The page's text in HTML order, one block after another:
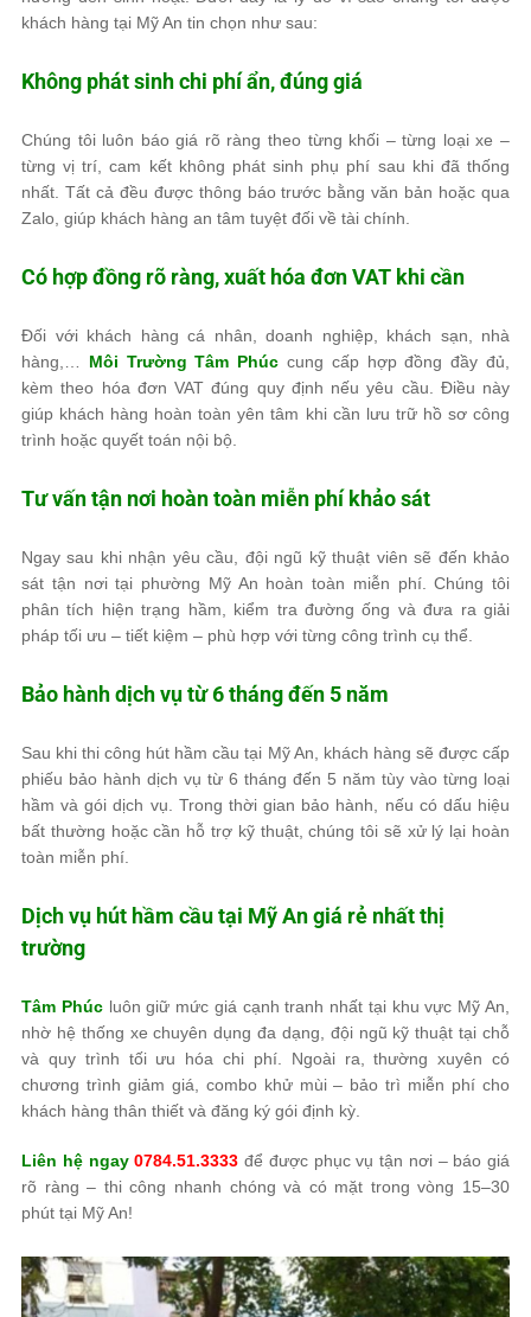
khách hàng tại Mỹ An tin chọn như sau:
Không phát sinh chi phí ẩn, đúng giá
Chúng tôi luôn báo giá rõ ràng theo từng khối – từng loại xe –
từng vị trí, cam kết không phát sinh phụ phí sau khi đã thống
nhất. Tất cả đều được thông báo trước bằng văn bản hoặc qua
Zalo, giúp khách hàng an tâm tuyệt đối về tài chính.
Có hợp đồng rõ ràng, xuất hóa đơn VAT khi cần
Đối với khách hàng cá nhân, doanh nghiệp, khách sạn, nhà
hàng,… Môi Trường Tâm Phúc cung cấp hợp đồng đầy đủ,
kèm theo hóa đơn VAT đúng quy định nếu yêu cầu. Điều này
giúp khách hàng hoàn toàn yên tâm khi cần lưu trữ hồ sơ công
trình hoặc quyết toán nội bộ.
Tư vấn tận nơi hoàn toàn miễn phí khảo sát
Ngay sau khi nhận yêu cầu, đội ngũ kỹ thuật viên sẽ đến khảo
sát tận nơi tại phường Mỹ An hoàn toàn miễn phí. Chúng tôi
phân tích hiện trạng hầm, kiểm tra đường ống và đưa ra giải
pháp tối ưu – tiết kiệm – phù hợp với từng công trình cụ thể.
Bảo hành dịch vụ từ 6 tháng đến 5 năm
Sau khi thi công hút hầm cầu tại Mỹ An, khách hàng sẽ được cấp
phiếu bảo hành dịch vụ từ 6 tháng đến 5 năm tùy vào từng loại
hầm và gói dịch vụ. Trong thời gian bảo hành, nếu có dấu hiệu
bất thường hoặc cần hỗ trợ kỹ thuật, chúng tôi sẽ xử lý lại hoàn
toàn miễn phí.
Dịch vụ hút hầm cầu tại Mỹ An giá rẻ nhất thị
trường
Tâm Phúcluôn giữ mức giá cạnh tranh nhất tại khu vực Mỹ An,
nhờ hệ thống xe chuyên dụng đa dạng, đội ngũ kỹ thuật tại chỗ
và quy trình tối ưu hóa chi phí. Ngoài ra, thường xuyên có
chương trình giảm giá, combo khử mùi – bảo trì miễn phí cho
khách hàng thân thiết và đăng ký gói định kỳ.
Liên hệ ngay0784.51.3333 để được phục vụ tận nơi – báo giá
rõ ràng – thi công nhanh chóng và có mặt trong vòng 15–30
phút tại Mỹ An!